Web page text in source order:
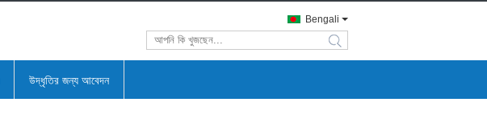
Bengali
search
উদ্ধৃতির জন্য আবেদন